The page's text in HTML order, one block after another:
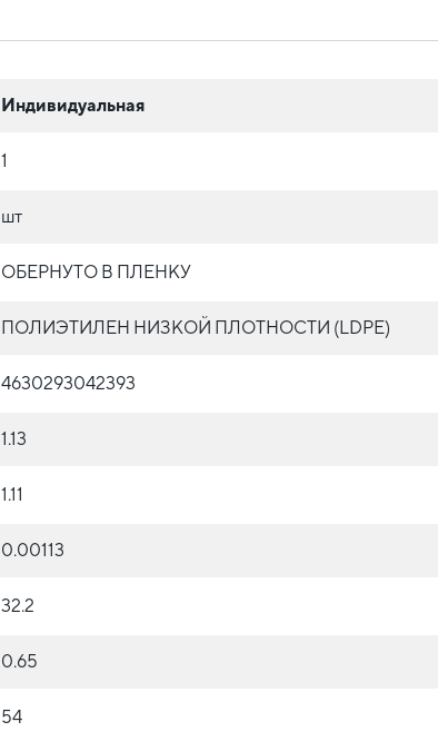
Индивидуальная
1
шт
ОБЕРНУТО В ПЛЕНКУ
ПОЛИЭТИЛЕН НИЗКОЙ ПЛОТНОСТИ (LDPE)
4630293042393
1.13
1.11
0.00113
32.2
0.65
54